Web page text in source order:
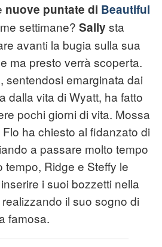
nuove puntate di Beautiful
settimane? Sally sta
avanti la bugia sulla sua
ma presto verrà scoperta.
sentendosi emarginata dai
dalla vita di Wyatt, ha fatto
pochi giorni di vita. Mossa
ha chiesto al fidanzato di
a passare molto tempo
tempo, Ridge e Steffy le
i suoi bozzetti nella
il suo sogno di
famosa.